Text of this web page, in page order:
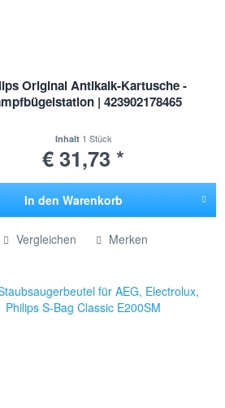
Original Antikalk-Kartusche -
| 423902178465
Inhalt 1 Stück
€ 31,73 *
In den Warenkorb
Vergleichen Merken